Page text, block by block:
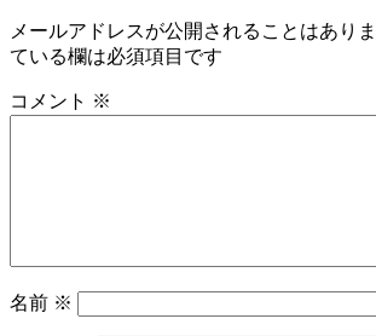
ゲ
ー
シ
メールアドレスが公開されることはありま
ている欄は必須項目です
コメント ※
名前 ※